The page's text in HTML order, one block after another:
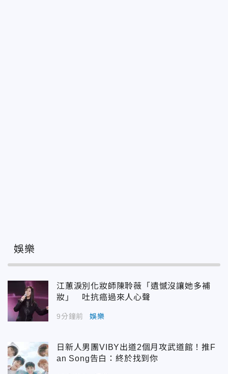
娛樂
江蕙淚別化妝師陳聆薇「遺憾沒讓她多補
妝」 吐抗癌過來人心聲
9分鐘前 娛樂
日新人男團VIBY出道2個月攻武道館！推F
an Song告白：終於找到你